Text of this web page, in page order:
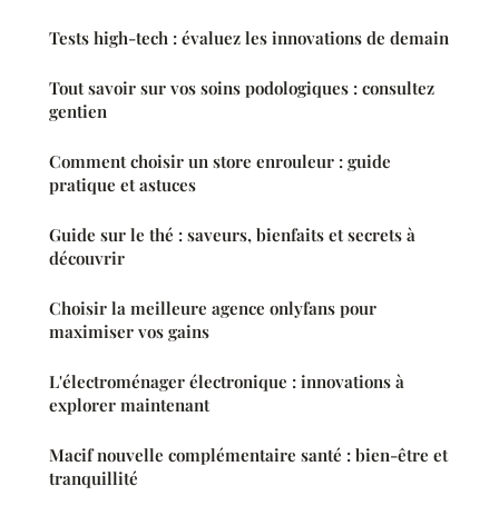
Tests high-tech : évaluez les innovations de demain
Tout savoir sur vos soins podologiques : consultez
gentien
Comment choisir un store enrouleur : guide
pratique et astuces
Guide sur le thé : saveurs, bienfaits et secrets à
découvrir
Choisir la meilleure agence onlyfans pour
maximiser vos gains
L'électroménager électronique : innovations à
explorer maintenant
Macif nouvelle complémentaire santé : bien-être et
tranquillité